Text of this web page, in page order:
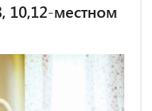
10,12-местном